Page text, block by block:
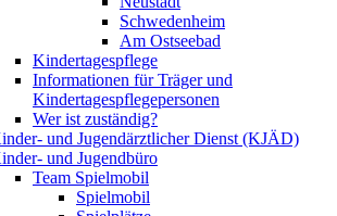
Schwedenheim
Am Ostseebad
Kindertagespflege
Informationen für Träger und
Kindertagespflegepersonen
Wer ist zuständig?
und Jugendärztlicher Dienst (KJÄD)
und Jugendbüro
Team Spielmobil
Spielmobil